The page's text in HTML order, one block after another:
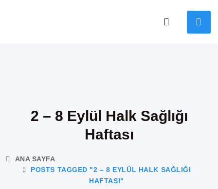
2 – 8 Eylül Halk Sağlığı
Haftası
ANA SAYFA
POSTS TAGGED "2 – 8 EYLÜL HALK SAĞLIĞI
HAFTASI"